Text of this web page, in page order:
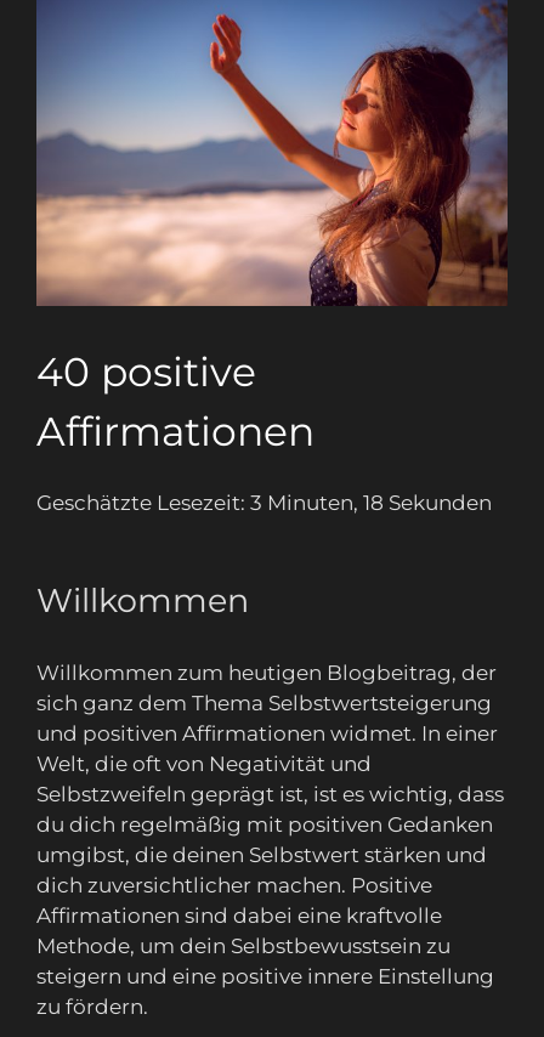
40 positive
Affirmationen
Geschätzte Lesezeit: 3 Minuten, 18 Sekunden
Willkommen
Willkommen zum heutigen Blogbeitrag, der
sich ganz dem Thema Selbstwertsteigerung
und positiven Affirmationen widmet. In einer
Welt, die oft von Negativität und
Selbstzweifeln geprägt ist, ist es wichtig, dass
du dich regelmäßig mit positiven Gedanken
umgibst, die deinen Selbstwert stärken und
dich zuversichtlicher machen. Positive
Affirmationen sind dabei eine kraftvolle
Methode, um dein Selbstbewusstsein zu
steigern und eine positive innere Einstellung
zu fördern.